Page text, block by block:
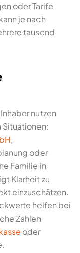
oder Tarife
je nach
tausend
nutzen
Situationen:
,
oder
Familie in
Klarheit zu
einzuschätzen.
helfen bei
Zahlen
oder